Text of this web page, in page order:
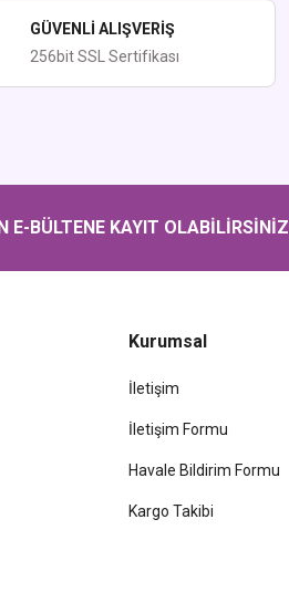
GÜVENLİ ALIŞVERİŞ
256bit SSL Sertifikası
E-BÜLTENE KAYIT OLABİLİRSİNİZ
Kurumsal
İletişim
İletişim Formu
Havale Bildirim Formu
Kargo Takibi